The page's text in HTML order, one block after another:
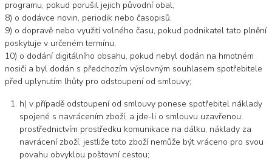
programu, pokud porušil jejich původní obal,
8) o dodávce novin, periodik nebo časopisů,
9) o dopravě nebo využití volného času, pokud podnikatel tato plnění
poskytuje v určeném termínu,
10) o dodání digitálního obsahu, pokud nebyl dodán na hmotném
nosiči a byl dodán s předchozím výslovným souhlasem spotřebitele
před uplynutím lhůty pro odstoupení od smlouvy;
h) v případě odstoupení od smlouvy ponese spotřebitel náklady
spojené s navrácením zboží, a jde-li o smlouvu uzavřenou
prostřednictvím prostředku komunikace na dálku, náklady za
navrácení zboží, jestliže toto zboží nemůže být vráceno pro svou
povahu obvyklou poštovní cestou;